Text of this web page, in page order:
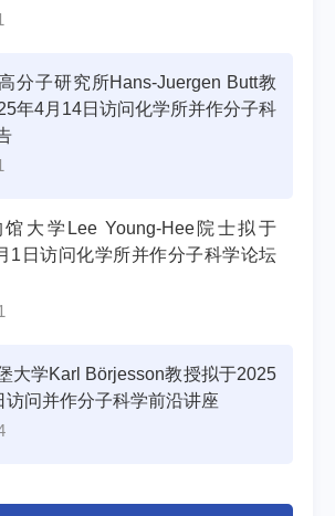
分子研究所Hans-Juergen Butt教
年4月14日访问化学所并作分子科
大学Lee Young-Hee院士拟于
1日访问化学所并作分子科学论坛
大学Karl Börjesson教授拟于2025
访问并作分子科学前沿讲座